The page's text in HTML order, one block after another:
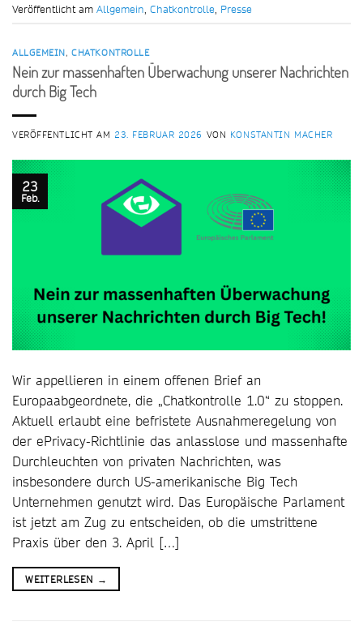
Veröffentlicht am Allgemein, Chatkontrolle, Presse
ALLGEMEIN,CHATKONTROLLE
Nein zur massenhaften Überwachung unserer Nachrichten
durch Big Tech
VERÖFFENTLICHT AM 23. FEBRUAR 2026 VON KONSTANTIN MACHER
23
Feb.
Wir appellieren in einem offenen Brief an
Europaabgeordnete, die „Chatkontrolle 1.0“ zu stoppen.
Aktuell erlaubt eine befristete Ausnahmeregelung von
der ePrivacy-Richtlinie das anlasslose und massenhafte
Durchleuchten von privaten Nachrichten, was
insbesondere durch US-amerikanische Big Tech
Unternehmen genutzt wird. Das Europäische Parlament
ist jetzt am Zug zu entscheiden, ob die umstrittene
Praxis über den 3. April […]
WEITERLESEN →